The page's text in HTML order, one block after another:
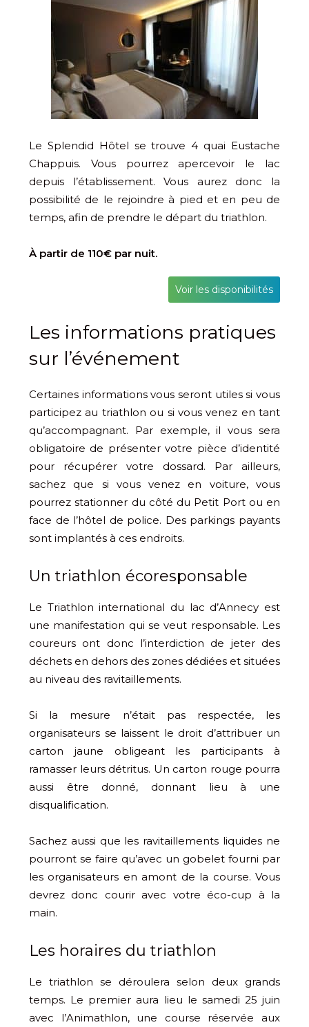
Le Splendid Hôtel se trouve 4 quai Eustache
Chappuis. Vous pourrez apercevoir le lac
depuis l’établissement. Vous aurez donc la
possibilité de le rejoindre à pied et en peu de
temps, afin de prendre le départ du triathlon.
À partir de 110€ par nuit.
Voir les disponibilités
Les informations pratiques
sur l’événement
Certaines informations vous seront utiles si vous
participez au triathlon ou si vous venez en tant
qu’accompagnant. Par exemple, il vous sera
obligatoire de présenter votre pièce d’identité
pour récupérer votre dossard. Par ailleurs,
sachez que si vous venez en voiture, vous
pourrez stationner du côté du Petit Port ou en
face de l’hôtel de police. Des parkings payants
sont implantés à ces endroits.
Un triathlon écoresponsable
Le Triathlon international du lac d’Annecy est
une manifestation qui se veut responsable. Les
coureurs ont donc l’interdiction de jeter des
déchets en dehors des zones dédiées et situées
au niveau des ravitaillements.
Si la mesure n’était pas respectée, les
organisateurs se laissent le droit d’attribuer un
carton jaune obligeant les participants à
ramasser leurs détritus. Un carton rouge pourra
aussi être donné, donnant lieu à une
disqualification.
Sachez aussi que les ravitaillements liquides ne
pourront se faire qu’avec un gobelet fourni par
les organisateurs en amont de la course. Vous
devrez donc courir avec votre éco-cup à la
main.
Les horaires du triathlon
Le triathlon se déroulera selon deux grands
temps. Le premier aura lieu le samedi 25 juin
avec l’Animathlon, une course réservée aux